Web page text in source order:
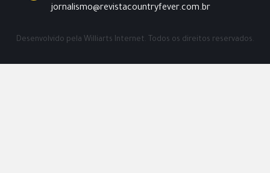
jornalismo@revistacountryfever.com.br
Desenvolvido pela Williarts Internet. Todos os direitos reservados.